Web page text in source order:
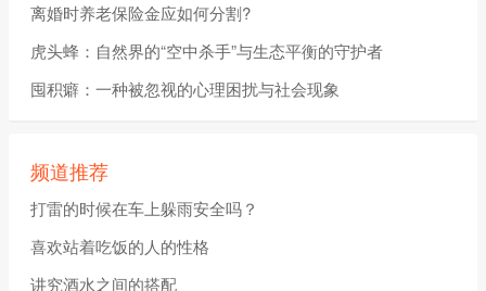
离婚时养老保险金应如何分割?
虎头蜂：自然界的“空中杀手”与生态平衡的守护者
囤积癖：一种被忽视的心理困扰与社会现象
频道推荐
打雷的时候在车上躲雨安全吗？
喜欢站着吃饭的人的性格
讲究酒水之间的搭配